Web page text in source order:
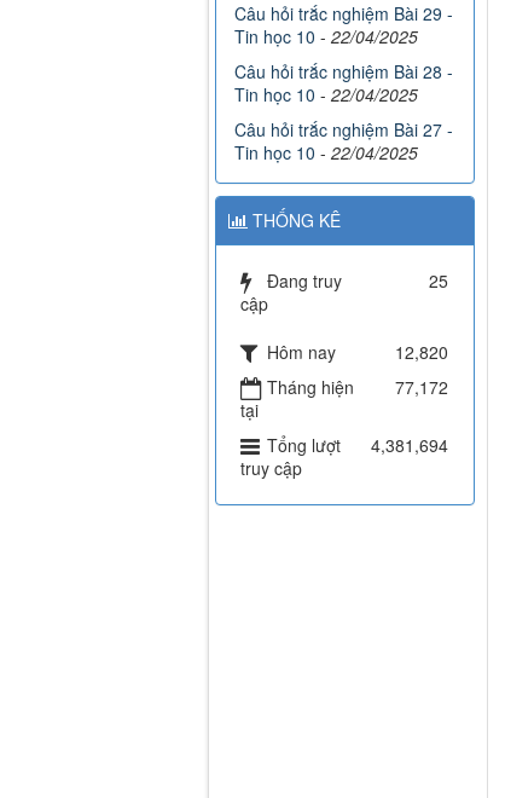
Câu hỏi trắc nghiệm Bài 29 -
Tin học 10 - 22/04/2025
Câu hỏi trắc nghiệm Bài 28 -
Tin học 10 - 22/04/2025
Câu hỏi trắc nghiệm Bài 27 -
Tin học 10 - 22/04/2025
THỐNG KÊ
Đang truy
cập
25
Hôm nay
12,820
Tháng hiện
tại
77,172
Tổng lượt
truy cập
4,381,694